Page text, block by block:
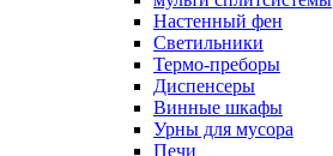
Настенный фен
Светильники
Термо-преборы
Диспенсеры
Винные шкафы
Урны для мусора
Печи